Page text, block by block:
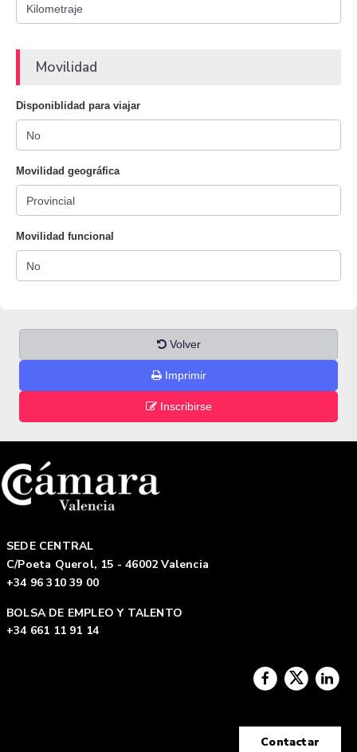
Movilidad
Disponiblidad para viajar
Movilidad geográfica
Movilidad funcional
Volver
Imprimir
Inscribirse
SEDE CENTRAL
C/Poeta Querol, 15 - 46002 Valencia
+34 96 310 39 00
BOLSA DE EMPLEO Y TALENTO
+34 661 11 91 14
Contactar